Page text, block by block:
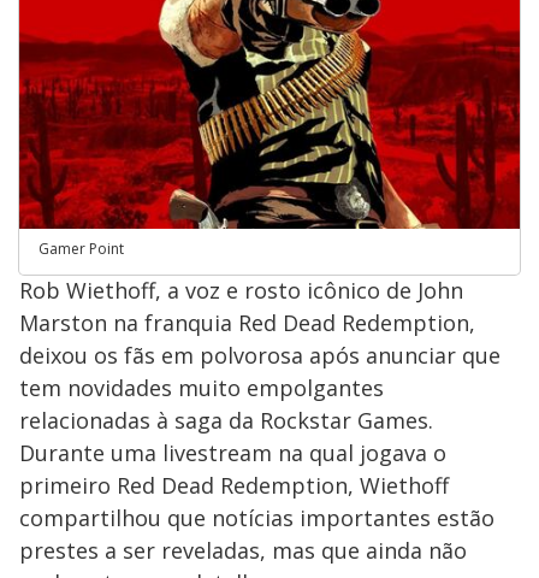
Gamer Point
Rob Wiethoff, a voz e rosto icônico de John
Marston na franquia Red Dead Redemption,
deixou os fãs em polvorosa após anunciar que
tem novidades muito empolgantes
relacionadas à saga da Rockstar Games.
Durante uma livestream na qual jogava o
primeiro Red Dead Redemption, Wiethoff
compartilhou que notícias importantes estão
prestes a ser reveladas, mas que ainda não